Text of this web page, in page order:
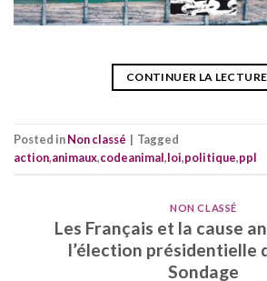
CONTINUER LA LECTURE
Posted inNon classé | Tagged
action,animaux,codeanimal,loi,politique,ppl
NON CLASSÉ
Les Français et la cause
l’élection présidentielle
Sondage